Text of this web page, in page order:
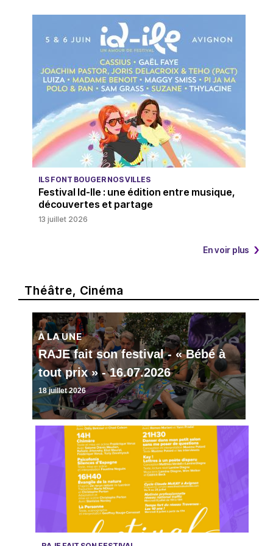
ILS FONT BOUGER NOS VILLES
Festival Id-Ile : une édition entre musique,
découvertes et partage
13 juillet 2026
En voir plus
Théâtre, Cinéma
À LA UNE
RAJE fait son festival - « Bébé à
tout prix » - 16.07.2026
18 juillet 2026